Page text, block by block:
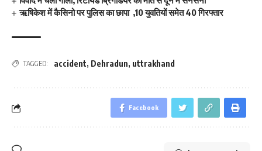
ऋषिकेश में कैसिनो पर पुलिस का छापा ,10 युवतियों समेत 40 गिरफ्तार
TAGGED: accident, Dehradun, uttrakhand
Facebook